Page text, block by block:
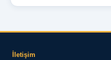
İletişim